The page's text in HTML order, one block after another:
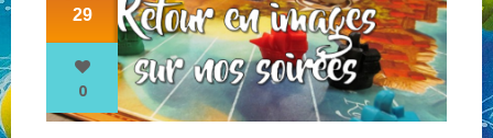
NOS PARTENAIRES
29
0